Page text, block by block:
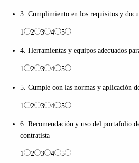
3. Cumplimiento en los requisitos y
1 2 3 4 5
4. Herramientas y equipos adecuados
1 2 3 4 5
5. Cumple con las normas y aplicación
1 2 3 4 5
6. Recomendación y uso del portafolio
contratista
1 2 3 4 5